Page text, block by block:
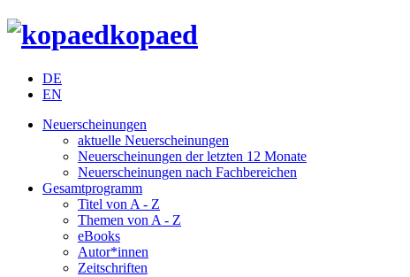
kopaed
DE
EN
Neuerscheinungen
aktuelle Neuerscheinungen
Neuerscheinungen der letzten 12 Monate
Neuerscheinungen nach Fachbereichen
Gesamtprogramm
Titel von A - Z
Themen von A - Z
eBooks
Autor*innen
Zeitschriften